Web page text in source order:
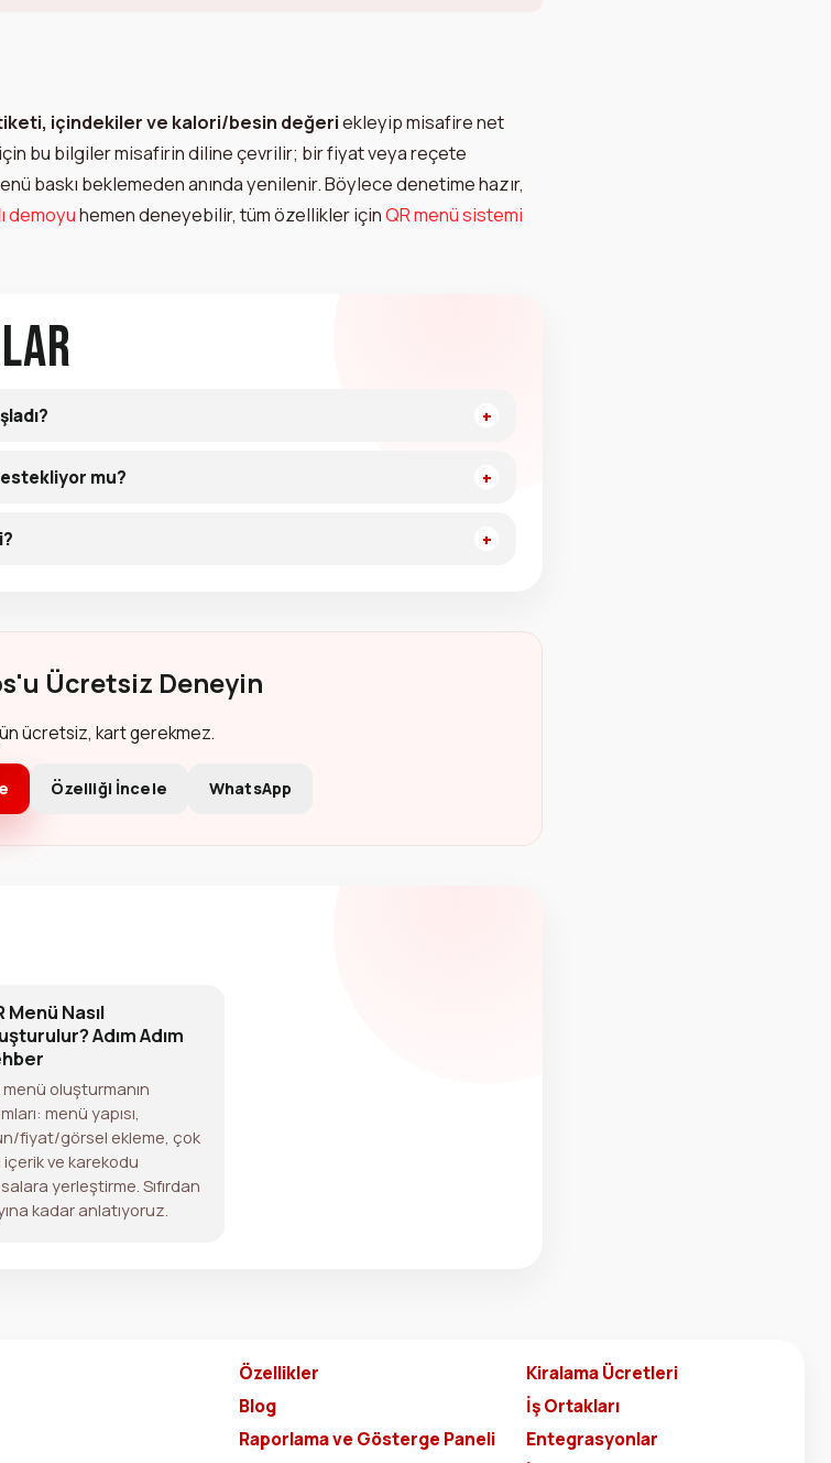
içindekiler ve kalori/besin değeriekleyip misafire net
bu bilgiler misafirin diline çevrilir; bir fiyat veya reçete
baskı beklemeden anında yenilenir. Böylece denetime hazır,
demoyuhemen deneyebilir, tüm özellikler içinQR menü sistemi
mu?
Ücretsiz Deneyin
ücretsiz, kart gerekmez.
Özelliği İncele WhatsApp
Menü Nasıl
Adım Adım
menü oluşturmanın
menü yapısı,
fiyat/görsel ekleme, çok
içerik ve karekodu
yerleştirme. Sıfırdan
kadar anlatıyoruz.
Özellikler
Blog
Raporlama ve Gösterge Paneli
Kiralama Ücretleri
İş Ortakları
Entegrasyonlar